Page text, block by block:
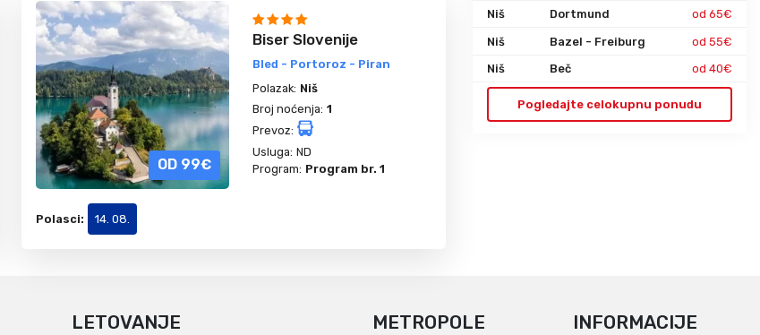
OD 99€
Biser Slovenije
Bled - Portoroz - Piran
Polazak: Niš
Broj noćenja: 1
Prevoz:
Usluga: ND
Program: Program br. 1
Polasci: 14. 08.
Niš Dortmund od 65€
Niš Bazel - Freiburg od 55€
Niš Beč od 40€
Pogledajte celokupnu ponudu
LETOVANJE METROPOLE INFORMACIJE